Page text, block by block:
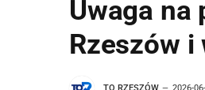
Uwaga na
Rzeszów